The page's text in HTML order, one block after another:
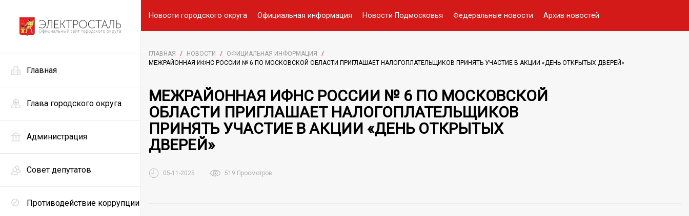
Главная
Глава городского округа
Администрация
Совет депутатов
Противодействие коррупции
Новости городского округа Официальная информация Новости Подмосковья Федеральные новости Архив новостей
ГЛАВНАЯ / НОВОСТИ / ОФИЦИАЛЬНАЯ ИНФОРМАЦИЯ
/
​МЕЖРАЙОННАЯ ИФНС РОССИИ № 6 ПО МОСКОВСКОЙ ОБЛАСТИ ПРИГЛАШАЕТ НАЛОГОПЛАТЕЛЬЩИКОВ ПРИНЯТЬ УЧАСТИЕ В АКЦИИ «ДЕНЬ ОТКРЫТЫХ ДВЕРЕЙ»
​МЕЖРАЙОННАЯ ИФНС РОССИИ № 6 ПО МОСКОВСКОЙ
ОБЛАСТИ ПРИГЛАШАЕТ НАЛОГОПЛАТЕЛЬЩИКОВ
ПРИНЯТЬ УЧАСТИЕ В АКЦИИ «ДЕНЬ ОТКРЫТЫХ
ДВЕРЕЙ»
05-11-2025 519 Просмотров